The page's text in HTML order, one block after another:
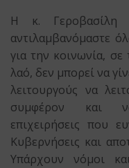
Η κ. Γεροβασίλη
αντιλαμβανόμαστε
για την κοινωνία, σε
λαό, δεν μπορεί να
λειτουργούς να
συμφέρον και
επιχειρήσεις που
Κυβερνήσεις και
Υπάρχουν νόμοι